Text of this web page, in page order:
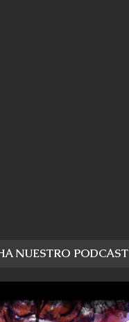
NUESTRO PODCAST